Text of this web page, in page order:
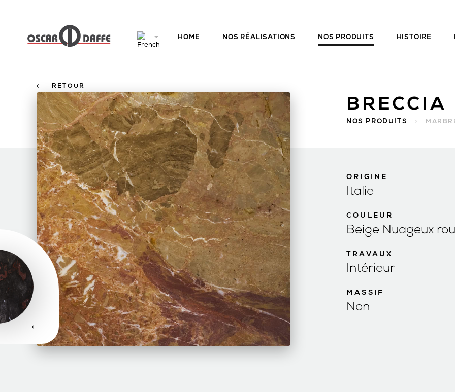
HOME NOS RÉALISATIONS NOS PRODUITS HISTOIRE
NOS PRODUITS >
RETOUR
ORIGINE
Italie
COULEUR
Beige Nuageux
TRAVAUX
Intérieur
MASSIF
Non